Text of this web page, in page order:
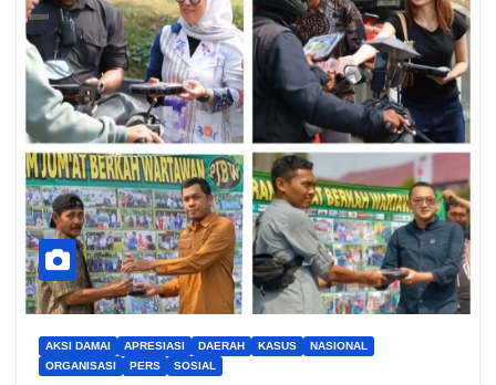
AKSI DAMAI APRESIASI DAERAH KASUS
NASIONAL
ORGANISASI
PERS SOSIAL